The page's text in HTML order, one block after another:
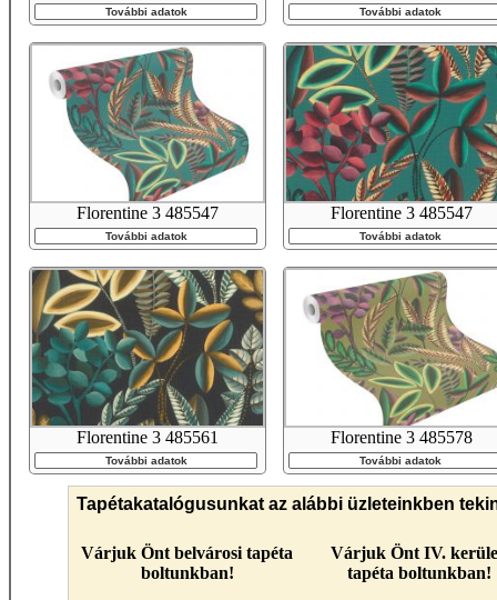
További adatok További adatok
Florentine 3 485547
További adatok
Florentine 3 485547
További adatok
Florentine 3 485561
További adatok
Florentine 3 485578
További adatok
Tapétakatalógusunkat az alábbi üzleteinkben
Várjuk Önt belvárosi tapéta
boltunkban!
Várjuk Önt IV.
tapéta boltunkban!